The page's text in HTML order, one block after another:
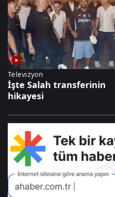
Televizyon
İşte Salah transferinin
hikayesi